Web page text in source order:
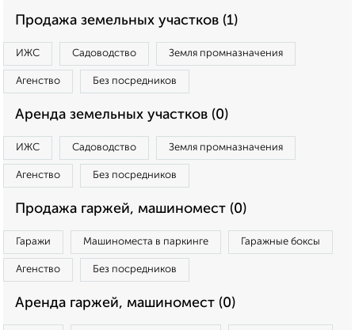
Продажа земельных участков (1)
ИЖС Садоводство Земля промназначения
Агенство Без посредников
Аренда земельных участков (0)
ИЖС Садоводство Земля промназначения
Агенство Без посредников
Продажа гаржей, машиномест (0)
Гаражи Машиноместа в паркинге Гаражные боксы
Агенство Без посредников
Аренда гаржей, машиномест (0)